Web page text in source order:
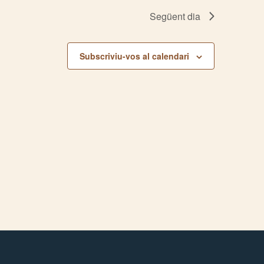
Següent dia
Subscriviu-vos al calendari